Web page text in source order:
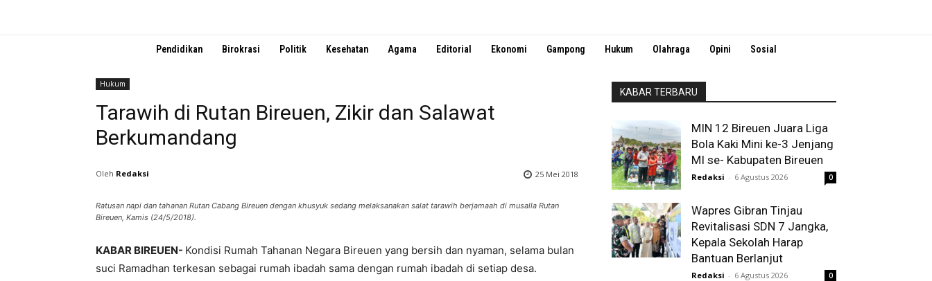
Pendidikan Birokrasi Politik Kesehatan Agama Editorial Ekonomi Gampong Hukum Olahraga Opini Sosial
Hukum
Tarawih di Rutan Bireuen, Zikir dan Salawat
Berkumandang
Oleh Redaksi 25 Mei 2018
Ratusan napi dan tahanan Rutan Cabang Bireuen dengan khusyuk sedang melaksanakan salat tarawih berjamaah di musalla Rutan
Bireuen, Kamis (24/5/2018).
KABAR BIREUEN- Kondisi Rumah Tahanan Negara Bireuen yang bersih dan nyaman, selama bulan
suci Ramadhan terkesan sebagai rumah ibadah sama dengan rumah ibadah di setiap desa.
KABAR TERBARU
MIN 12 Bireuen Juara Liga
Bola Kaki Mini ke-3 Jenjang
MI se- Kabupaten Bireuen
Redaksi - 6 Agustus 2026 0
Wapres Gibran Tinjau
Revitalisasi SDN 7 Jangka,
Kepala Sekolah Harap
Bantuan Berlanjut
Redaksi - 6 Agustus 2026 0